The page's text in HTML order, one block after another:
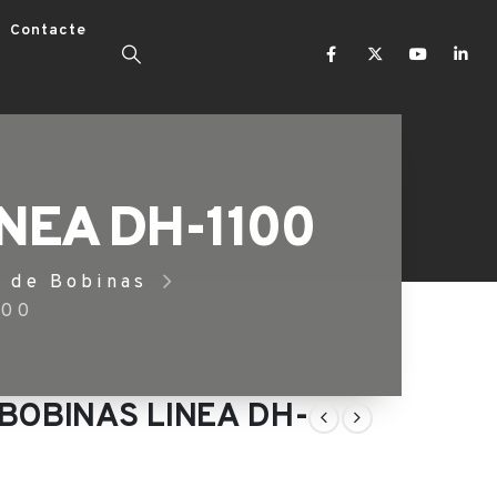
Contacte
DH-1100
Bobinas
LINEA DH-